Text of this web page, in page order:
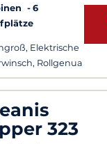
6
Elektrische
Rollgenua
323